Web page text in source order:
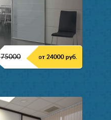
75000 от 24000 руб.